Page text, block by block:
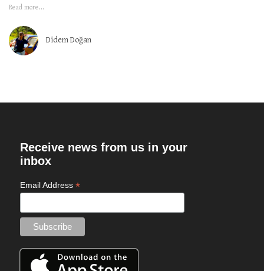
Read more...
Didem Doğan
Receive news from us in your
inbox
Email Address *